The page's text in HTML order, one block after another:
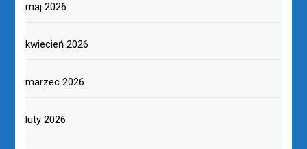
maj 2026
kwiecień 2026
marzec 2026
luty 2026